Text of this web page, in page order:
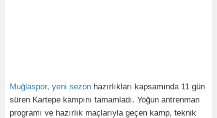
Muğlaspor, yeni sezon hazırlıkları kapsamında 11 gün
süren Kartepe kampını tamamladı. Yoğun antrenman
programı ve hazırlık maçlarıyla geçen kamp, teknik